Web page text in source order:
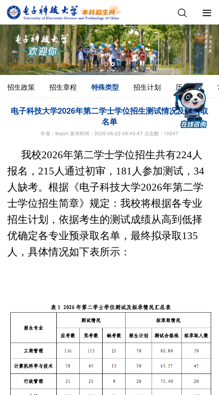
招生政策 招生章程 特殊类型 招生计划 历年分数
电子科技大学2026年第二学士学位招生测试情况及拟录取
名单
作者：liuyun 发布时间：2026-06-22 09:43:47 点击数：10247
我校2026年第二学士学位招生共有224人
报名，215人通过初审，181人参加测试，34
人缺考。根据《电子科技大学2026年第二学
士学位招生简章》规定：我校将根据各专业
招生计划，依据考生的测试成绩从高到低择
优确定各专业预录取名单，最终拟录取135
人， 具体情况如下表所示：